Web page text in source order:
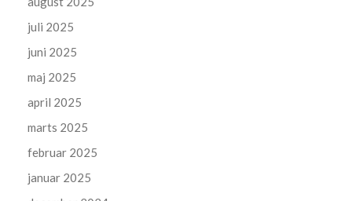
juli 2025
juni 2025
maj 2025
april 2025
marts 2025
februar 2025
januar 2025